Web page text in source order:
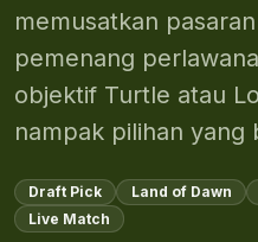
memusatkan
pemenang
objektif Turtle atau
nampak pilihan yang
Draft Pick Land of Dawn
Live Match